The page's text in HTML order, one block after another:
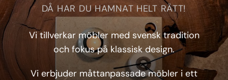
DÅ HAR DU HAMNAT HELT RÄTT!
Vi tillverkar möbler med svensk tradition
och fokus på klassisk design.
Vi erbjuder måttanpassade möbler i ett